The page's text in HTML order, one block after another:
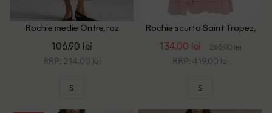
Rochie medie Ontre, roz
106.90 lei
RRP: 214.00 lei
S
Rochie scurta Saint Tropez,
134.00 lei 265.00 lei
RRP: 419.00 lei
S